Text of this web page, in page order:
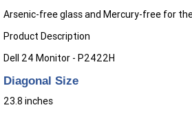
Arsenic-free glass and Mercury-free for
Product Description
Dell 24 Monitor - P2422H
Diagonal Size
23.8 inches